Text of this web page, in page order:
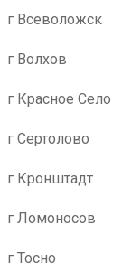
г Всеволожск
г Волхов
г Красное Село
г Сертолово
г Кронштадт
г Ломоносов
г Тосно